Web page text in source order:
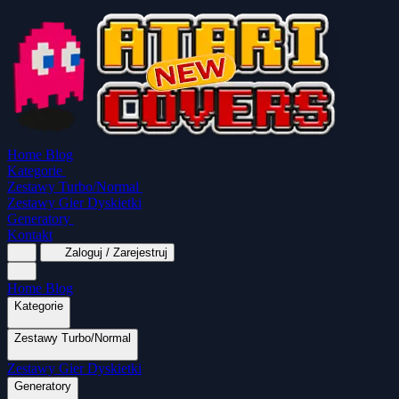
Home Blog
Kategorie
Zestawy Turbo/Normal
Zestawy Gier Dyskietki
Generatory
Kontakt
Zaloguj / Zarejestruj
Home Blog
Kategorie
Wszystkie kategorie
Zestawy Turbo/Normal
MapaSoft Turbo ROM SparkTurbo 2000
Mina Grubcio Normal
Zestawy Gier Dyskietki
Generatory